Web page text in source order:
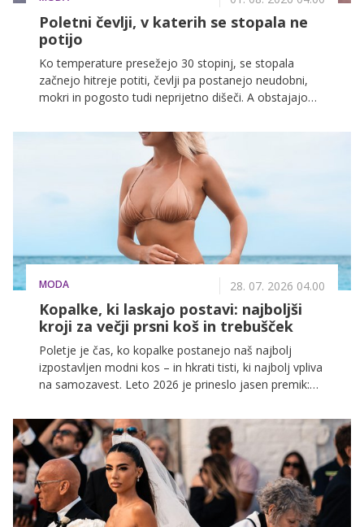
Poletni čevlji, v katerih se stopala ne
potijo
Ko temperature presežejo 30 stopinj, se stopala
začnejo hitreje potiti, čevlji pa postanejo neudobni,
mokri in pogosto tudi neprijetno dišeči. A obstajajo
Poletni čevlji, ki dihajo, odvajajo vlago in ne ustvarjajo
toplote, so ključ do udobja v vročinskem valu.
MODA 28. 07. 2026 04.00
Kopalke, ki laskajo postavi: najboljši
kroji za večji prsni koš in trebušček
Poletje je čas, ko kopalke postanejo naš najbolj
izpostavljen modni kos – in hkrati tisti, ki najbolj vpliva
na samozavest. Leto 2026 je prineslo jasen premik:
takšne, ki poudarijo tisto, kar je na njih najlepše.